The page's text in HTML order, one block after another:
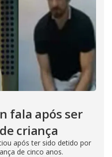
fala após ser
criança
após ter sido detido por
de cinco anos.